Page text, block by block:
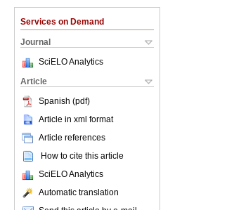
Services on Demand
Journal
SciELO Analytics
Article
Spanish (pdf)
Article in xml format
Article references
How to cite this article
SciELO Analytics
Automatic translation